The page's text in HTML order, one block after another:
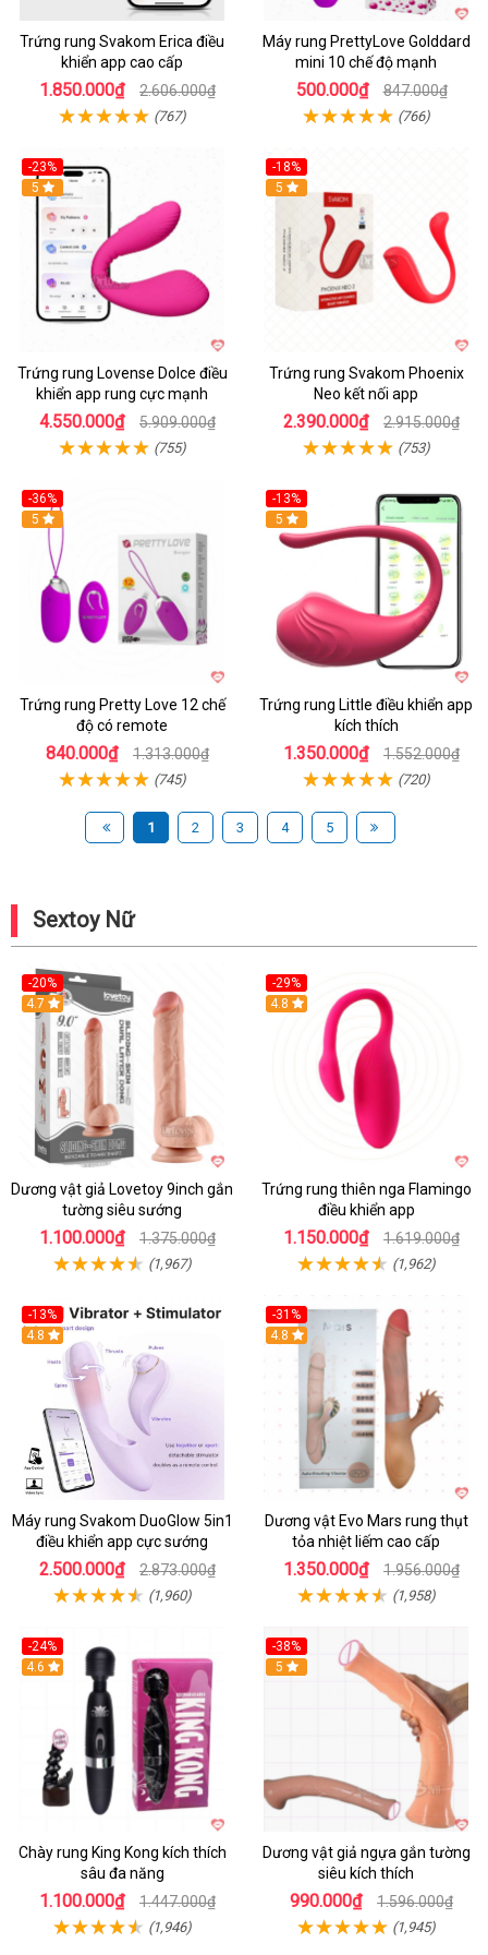
Trứng rung Svakom Erica điều
khiển app cao cấp
1.850.000₫ 2.606.000₫
(767)
Máy rung PrettyLove Golddard
mini 10 chế độ mạnh
500.000₫ 847.000₫
(766)
-23%
Hot
5
Trứng rung Lovense Dolce điều
khiển app rung cực mạnh
4.550.000₫ 5.909.000₫
(755)
-18%
Hot
5
Trứng rung Svakom Phoenix
Neo kết nối app
2.390.000₫ 2.915.000₫
(753)
-36%
5
Trứng rung Pretty Love 12 chế
độ có remote
840.000₫ 1.313.000₫
(745)
-13%
Hot
5
Trứng rung Little điều khiển app
kích thích
1.350.000₫ 1.552.000₫
(720)
1 2 3 4 5
Sextoy Nữ
-20%
Hot
4.7
Dương vật giả Lovetoy 9inch gắn
tường siêu sướng
1.100.000₫ 1.375.000₫
(1,967)
-29%
Hot
4.8
Trứng rung thiên nga Flamingo
điều khiển app
1.150.000₫ 1.619.000₫
(1,962)
-13%
4.8
Máy rung Svakom DuoGlow 5in1
điều khiển app cực sướng
2.500.000₫ 2.873.000₫
(1,960)
-31%
4.8
Dương vật Evo Mars rung thụt
tỏa nhiệt liếm cao cấp
1.350.000₫ 1.956.000₫
(1,958)
-24%
4.6
Chày rung King Kong kích thích
sâu đa năng
1.100.000₫ 1.447.000₫
(1,946)
-38%
Hot
5
Dương vật giả ngựa gắn tường
siêu kích thích
990.000₫ 1.596.000₫
(1,945)